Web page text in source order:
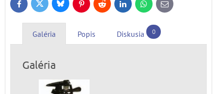
FacebookTwitter BlueskyPinterestReddit LinkedInWhatsApp
E-
mail
Galéria Popis Diskusia 0
Galéria